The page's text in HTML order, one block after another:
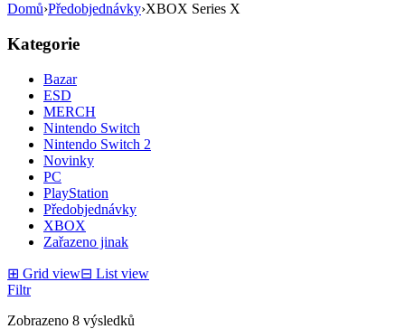
Domů›Předobjednávky›XBOX Series X
Kategorie
Bazar
ESD
MERCH
Nintendo Switch
Nintendo Switch 2
Novinky
PC
PlayStation
Předobjednávky
XBOX
Zařazeno jinak
⊞ Grid view⊟ List view
Filtr
Zobrazeno 8 výsledků